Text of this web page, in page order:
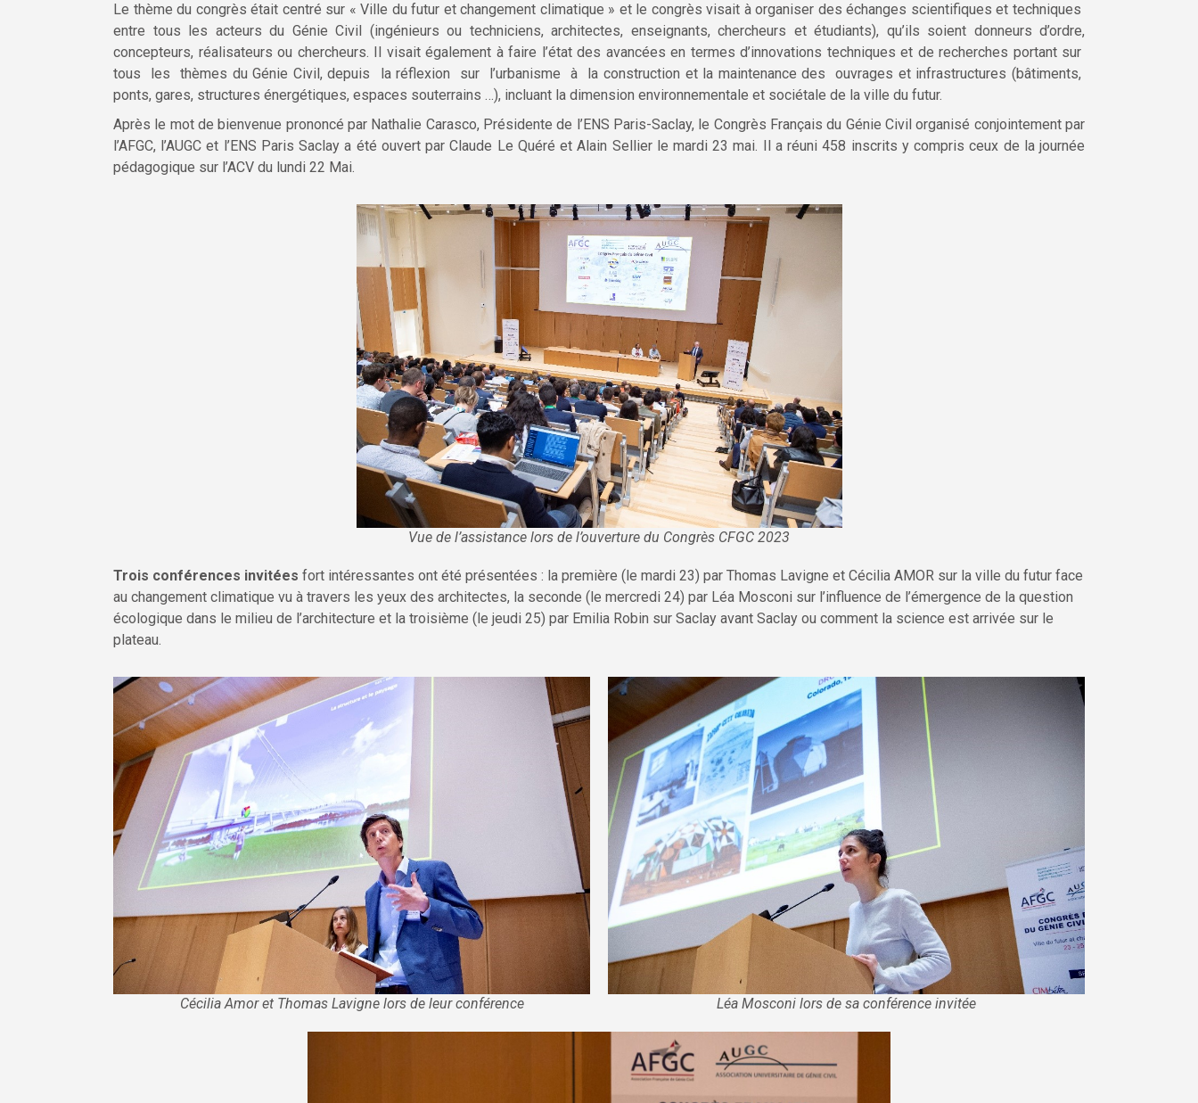
Le thème du congrès était centré sur « Ville du futur et changement climatique » et le congrès visait à organiser des échanges scientifiques et techniques
entre tous les acteurs du Génie Civil (ingénieurs ou techniciens, architectes, enseignants, chercheurs et étudiants), qu’ils soient donneurs d’ordre,
concepteurs, réalisateurs ou chercheurs. Il visait également à faire l’état des avancées en termes d’innovations techniques et de recherches portant sur
tous les thèmes du Génie Civil, depuis la réflexion sur l’urbanisme à la construction et la maintenance des ouvrages et infrastructures (bâtiments,
ponts, gares, structures énergétiques, espaces souterrains …), incluant la dimension environnementale et sociétale de la ville du futur.
Après le mot de bienvenue prononcé par Nathalie Carasco, Présidente de l’ENS Paris-Saclay, le Congrès Français du Génie Civil organisé conjointement par
l’AFGC, l’AUGC et l’ENS Paris Saclay a été ouvert par Claude Le Quéré et Alain Sellier le mardi 23 mai. Il a réuni 458 inscrits y compris ceux de la journée
pédagogique sur l’ACV du lundi 22 Mai.
Vue de l’assistance lors de l’ouverture du Congrès CFGC 2023
Trois conférences invitées fort intéressantes ont été présentées : la première (le mardi 23) par Thomas Lavigne et Cécilia AMOR sur la ville du futur face
au changement climatique vu à travers les yeux des architectes, la seconde (le mercredi 24) par Léa Mosconi sur l’influence de l’émergence de la question
écologique dans le milieu de l’architecture et la troisième (le jeudi 25) par Emilia Robin sur Saclay avant Saclay ou comment la science est arrivée sur le
plateau.
Cécilia Amor et Thomas Lavigne lors de leur conférence Léa Mosconi lors de sa conférence invitée